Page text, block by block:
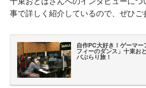
事で詳しく紹介しているので、ぜひご
自作PC大好き！ゲーマ
フィーのダンス」十束お
バぶらり旅！